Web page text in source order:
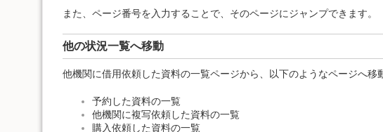
また、ページ番号を入力することで、そのページにジャンプできます。
他の状況一覧へ移動
他機関に借用依頼した資料の一覧ページから、以下のようなページへ移
予約した資料の一覧
他機関に複写依頼した資料の一覧
購入依頼した資料の一覧